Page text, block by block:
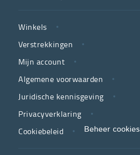
neutrale
ziekenfondsen,
is
partner
in
zorg.
We
LINKS
Winkels
Verstrekkingen
Mijn account
Algemene voorwaarden
Juridische kennisgeving
Privacyverklaring
Cookiebeleid
Beheer cookies